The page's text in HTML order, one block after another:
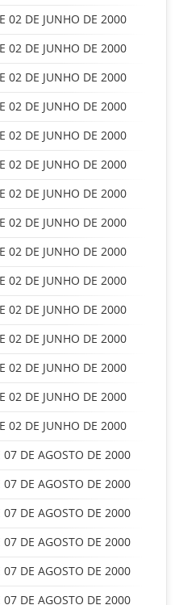
02 DE JUNHO DE 2000
02 DE JUNHO DE 2000
02 DE JUNHO DE 2000
02 DE JUNHO DE 2000
02 DE JUNHO DE 2000
02 DE JUNHO DE 2000
02 DE JUNHO DE 2000
02 DE JUNHO DE 2000
02 DE JUNHO DE 2000
02 DE JUNHO DE 2000
02 DE JUNHO DE 2000
02 DE JUNHO DE 2000
02 DE JUNHO DE 2000
02 DE JUNHO DE 2000
02 DE JUNHO DE 2000
07 DE AGOSTO DE 2000
07 DE AGOSTO DE 2000
07 DE AGOSTO DE 2000
07 DE AGOSTO DE 2000
07 DE AGOSTO DE 2000
07 DE AGOSTO DE 2000